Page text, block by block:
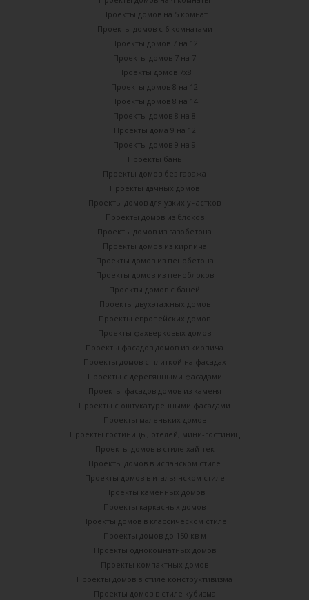
Проекты домов на 5 комнат
Проекты домов с 6 комнатами
Проекты домов 7 на 12
Проекты домов 7 на 7
Проекты домов 7х8
Проекты домов 8 на 12
Проекты домов 8 на 14
Проекты домов 8 на 8
Проекты дома 9 на 12
Проекты домов 9 на 9
Проекты бань
Проекты домов без гаража
Проекты дачных домов
Проекты домов для узких участков
Проекты домов из блоков
Проекты домов из газобетона
Проекты домов из кирпича
Проекты домов из пенобетона
Проекты домов из пеноблоков
Проекты домов с баней
Проекты двухэтажных домов
Проекты европейских домов
Проекты фахверковых домов
Проекты фасадов домов из кирпича
Проекты домов с плиткой на фасадах
Проекты с деревянными фасадами
Проекты фасадов домов из каменя
Проекты с оштукатуренными фасадами
Проекты маленьких домов
Проекты гостиницы, отелей, мини-гостиниц
Проекты домов в стиле хай-тек
Проекты домов в испанском стиле
Проекты домов в итальянском стиле
Проекты каменных домов
Проекты каркасных домов
Проекты домов в классическом стиле
Проекты домов до 150 кв м
Проекты однокомнатных домов
Проекты компактных домов
Проекты домов в стиле конструктивизма
Проекты домов в стиле кубизма